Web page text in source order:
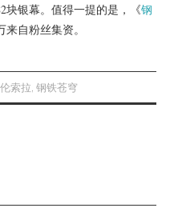
块银幕。值得一提的是，《钢
自粉丝集资。
索拉, 钢铁苍穹